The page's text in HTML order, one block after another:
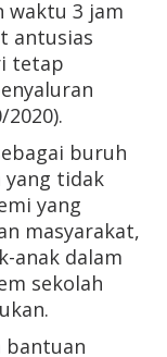
waktu 3 jam
antusias
tetap
buruh
yang tidak
yang
masyarakat,
anak dalam
sekolah
bantuan